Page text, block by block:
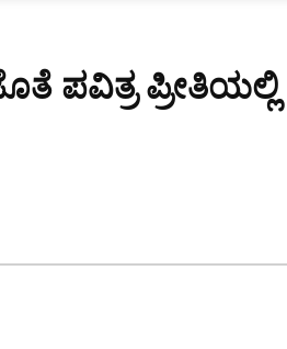
ಪವಿತ್ರ ಪ್ರೀತಿಯಲ್ಲಿ